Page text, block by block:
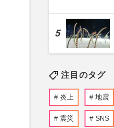
注目のタグ
炎上 地震
震災 SNS